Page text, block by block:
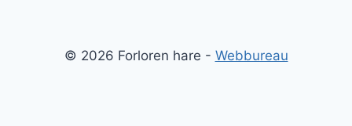
© 2026 Forloren hare - Webbureau